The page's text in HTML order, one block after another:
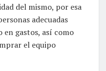
del mismo, por esa
adecuadas
gastos, así como
el equipo